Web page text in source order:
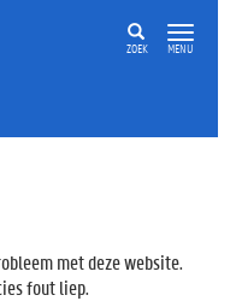
ZOEK MENU
met deze website.
fout liep.